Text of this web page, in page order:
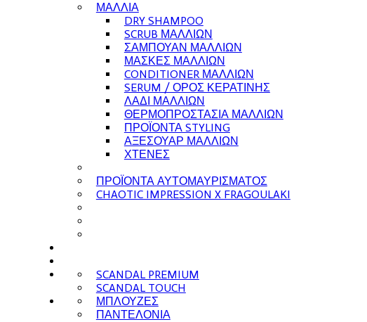
ΜΑΛΛΙΑ
DRY SHAMPOO
SCRUB ΜΑΛΛΙΩΝ
ΣΑΜΠΟΥΑΝ ΜΑΛΛΙΩΝ
ΜΑΣΚΕΣ ΜΑΛΛΙΩΝ
CONDITIONER ΜΑΛΛΙΩΝ
SERUM / ΟΡΟΣ ΚΕΡΑΤΙΝΗΣ
ΛΑΔΙ ΜΑΛΛΙΩΝ
ΘΕΡΜΟΠΡΟΣΤΑΣΙΑ ΜΑΛΛΙΩΝ
ΠΡΟΪΟΝΤΑ STYLING
ΑΞΕΣΟΥΑΡ ΜΑΛΛΙΩΝ
ΧΤΕΝΕΣ
ΠΡΟΪΟΝΤΑ ΑΥΤΟΜΑΥΡΙΣΜΑΤΟΣ
CHAOTIC IMPRESSION X FRAGOULAKI
SCANDAL PREMIUM
SCANDAL TOUCH
ΜΠΛΟΥΖΕΣ
ΠΑΝΤΕΛΟΝΙΑ